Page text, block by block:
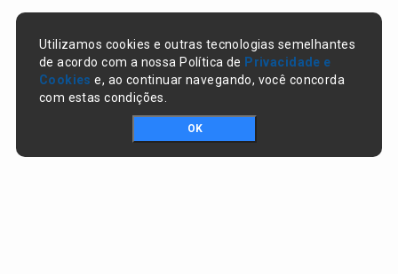
Utilizamos cookies e outras tecnologias semelhantes
de acordo com a nossa Política de Privacidade e
Cookies e, ao continuar navegando, você concorda
com estas condições.
OK